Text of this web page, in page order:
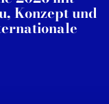
Konzept und